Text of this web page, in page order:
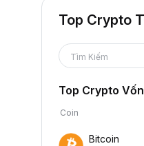
Top Crypto
Tìm Kiếm
Top Crypto
Coin
Bitcoin